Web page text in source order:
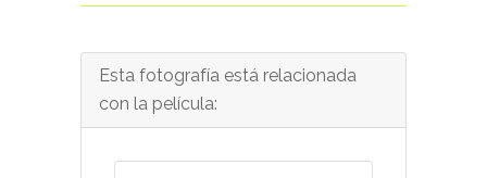
Esta fotografía está relacionada
con la película: